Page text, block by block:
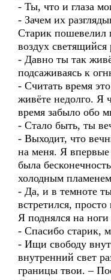
- Ты, что и глаза
- Зачем их
Старик пошевелил
воздух светящийся
- Давно ты так
подсаживаясь к
- Считать время
живёте недолго. Я
время забыло обо
- Стало быть, ты
- Выходит, что
на меня. Я впервые
была
холодным
- Да, и в темноте
встретился,
Я поднялся на
- Спасибо старик,
- Ищи свободу
внутренний свет
границы твои. –